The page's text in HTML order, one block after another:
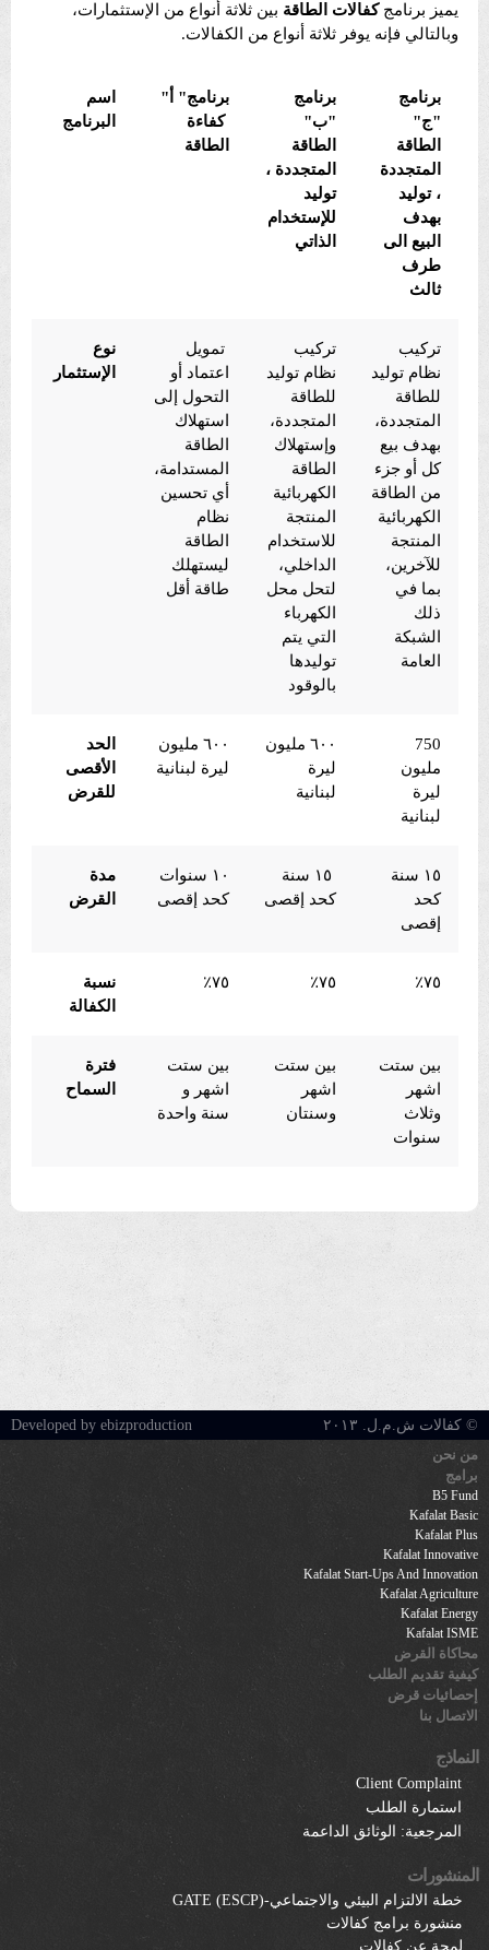
يميز برنامجكفالات الطاقة بين ثلاثة أنواع من الإستثمارات،
وبالتالي فإنه يوفر ثلاثة أنواع من الكفالات.
برنامج
"ج"
الطاقة
المتجددة
، توليد
بهدف
البيع الى
طرف
ثالث
برنامج
"ب"
الطاقة
المتجددة ،
توليد
للإستخدام
الذاتي
برنامج" أ"
كفاءة
الطاقة
اسم
البرنامج
تركيب
نظام توليد
للطاقة
المتجددة،
بهدف بيع
كل أو جزء
من الطاقة
الكهربائية
المنتجة
للآخرين،
بما في
ذلك
الشبكة
العامة
تركيب
نظام توليد
للطاقة
المتجددة،
وإستهلاك
الطاقة
الكهربائية
المنتجة
للاستخدام
الداخلي،
لتحل محل
الكهرباء
التي يتم
توليدها
بالوقود
تمويل
اعتماد أو
التحول إلى
استهلاك
الطاقة
المستدامة،
أي تحسين
نظام
الطاقة
ليستهلك
طاقة أقل
نوع
الإستثمار
مليون
ليرة
لبنانية
٦٠٠ مليون
ليرة
لبنانية
٦٠٠ مليون
ليرة لبنانية
الحد
الأقصى
للقرض
١٥ سنة
كحد
إقصى
١٥ سنة
كحد إقصى
١٠ سنوات
كحد إقصى
مدة
القرض
٧٥٪ ٧٥٪ ٧٥٪
نسبة
الكفالة
بين ستت
اشهر
وثلاث
سنوات
بين ستت
اشهر
وسنتان
بين ستت
اشهر و
سنة واحدة
فترة
السماح
© كفالات ش.م.ل. ٢٠١٣
Developed by ebizproduction
من نحن
برامج
B5 Fund
Kafalat Basic
Kafalat Plus
Kafalat Innovative
Kafalat Start-Ups And Innovation
Kafalat Agriculture
Kafalat Energy
Kafalat ISME
محاكاة القرض
كيفية تقديم الطلب
إحصائيات قرض
الاتصال بنا
النماذج
Client Complaint
استمارة الطلب
المرجعية: الوثائق الداعمة
المنشورات
خطة الالتزام البيئي والاجتماعي-GATE (ESCP)
منشورة برامج كفالات
لمحة عن كفالات